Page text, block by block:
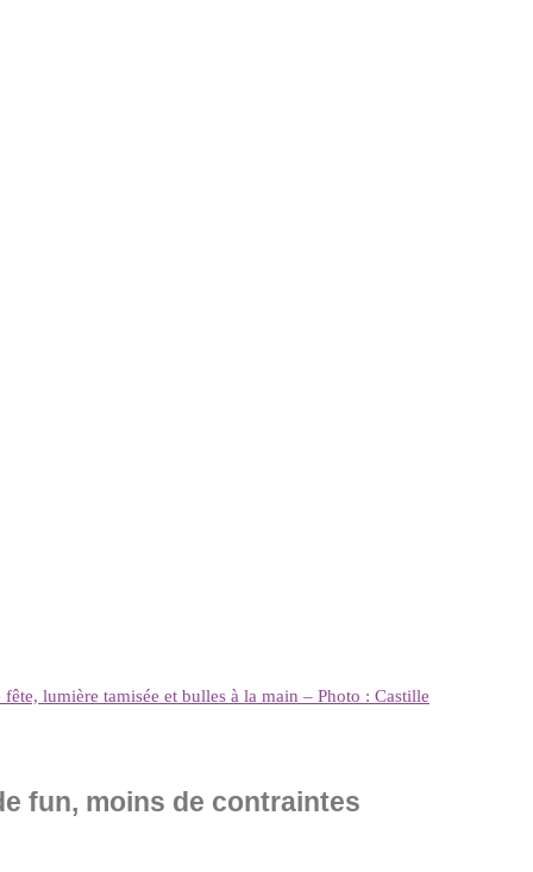
lumière tamisée et bulles à la main – Photo : Castille
fun, moins de contraintes